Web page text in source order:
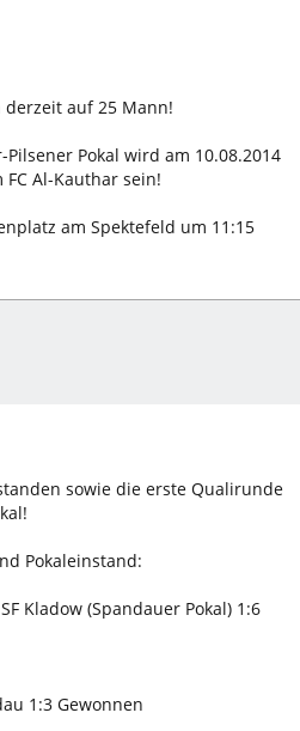
auf 25 Mann!
Pokal wird am 10.08.2014
Al-Kauthar sein!
am Spektefeld um 11:15
sowie die erste Qualirunde
Pokaleinstand:
Kladow (Spandauer Pokal) 1:6
1:3 Gewonnen